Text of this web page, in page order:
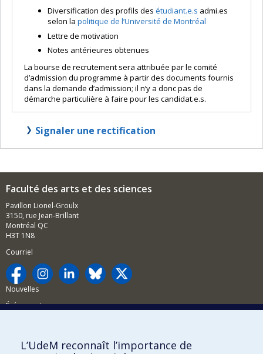
Diversification des profils des étudiant.e.s admi.es
selon la politique de l’Université de Montréal
Lettre de motivation
Notes antérieures obtenues
La bourse de recrutement sera attribuée par le comité
d’admission du programme à partir des documents fournis
dans la demande d’admission; il n’y a donc pas de
démarche particulière à faire pour les candidat.e.s.
Signaler une rectification
Faculté des arts et des sciences
Pavillon Lionel-Groulx
3150, rue Jean-Brillant
Montréal QC
H3T 1N8
Courriel
Nouvelles
Événements
BESOIN D'AIDE?
L’UdeM reconnaît l’importance de